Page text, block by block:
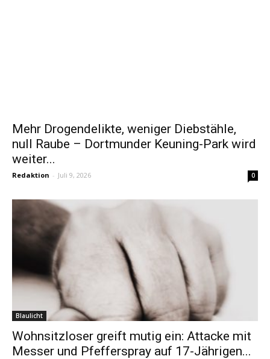
Mehr Drogendelikte, weniger Diebstähle,
null Raube – Dortmunder Keuning-Park wird
weiter...
Redaktion - Juli 9, 2026 0
Blaulicht
Wohnsitzloser greift mutig ein: Attacke mit
Messer und Pfefferspray auf 17-Jährigen...